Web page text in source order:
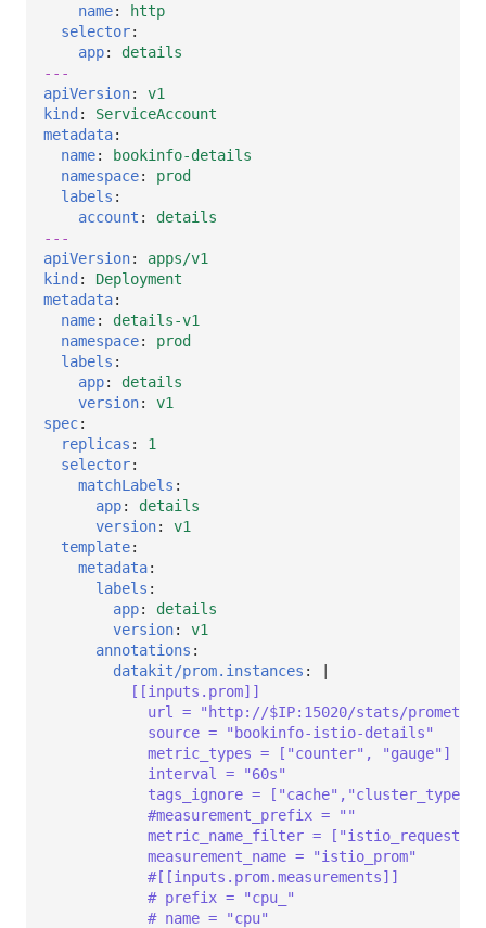
name:
http
selector:
app:
details
---
apiVersion:
v1
kind :
ServiceAccount
metadata:
name:
bookinfo-details
namespace:
prod
labels :
account :
details
---
apiVersion:
apps/v1
kind :
Deployment
metadata:
name:
details-v1
namespace:
prod
labels :
app:
details
version:
v1
spec:
replicas :
1
selector:
matchLabels :
app:
details
version:
v1
template:
metadata:
labels :
app:
details
version:
v1
annotations :
datakit/prom.instances :
|
[[inputs.prom]]
url = "http://$IP:15020/stats/
source = "bookinfo-istio-details"
metric_types = ["counter", "gauge"]
interval = "60s"
tags_ignore =
#measurement_prefix = ""
metric_name_filter =
measurement_name = "istio_prom"
#[[inputs.prom.measurements]]
# prefix = "cpu_"
# name = "cpu"